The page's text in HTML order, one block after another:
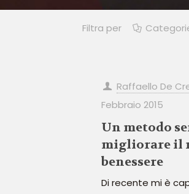
Filtra per
Raffaello De
Febbraio 2015
Un metodo
migliorare il
benessere
Di recente mi è